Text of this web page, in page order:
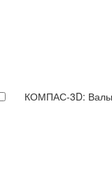
КОМПАС-3D: Валы